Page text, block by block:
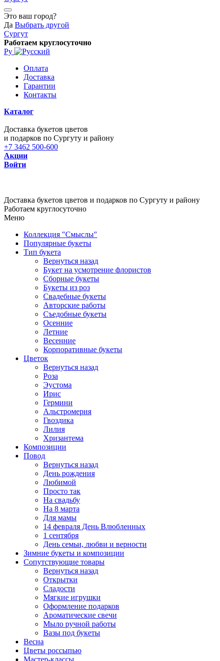
Это ваш город?
Да Выбрать другой
Сургут
Работаем круглосуточно
Ру
Оплата
Доставка
Гарантии
Контакты
Каталог
Доставка букетов цветов
и подарков по Сургуту и району
+7 3462 500-600
Акции
Войти
Доставка букетов цветов и подарков по Сургуту и району
Работаем круглосуточно
Меню
Коллекция "Смыслы"
Популярные букеты
Тип букета
Вернуться назад
Букет на усмотрение флористов
Сборные букеты
Букеты из роз
Свадебные букеты
Авторские работы
Съедобные букеты
Осенние
Летние
Весенние
Корпоративные букеты
Цветок
Вернуться назад
Роза
Эустома
Ирис
Гермини
Альстромерия
Гвоздика
Лилия
Хризантема
Композиции
Повод
Вернуться назад
День рождения
Любимой
Просто так
На свадьбу
На 8 марта
Для мамы
14 февраля День Влюбленных
1 сентября
День семьи, любви и верности
Зимние букеты и композиции
Сопутствующие товары
Вернуться назад
Открытки
Сладости
Мягкие игрушки
Оформление подарков
Ароматические свечи
Мыло ручной работы
Вазы под букеты
Весна
Цветы россыпью
Мастер-классы